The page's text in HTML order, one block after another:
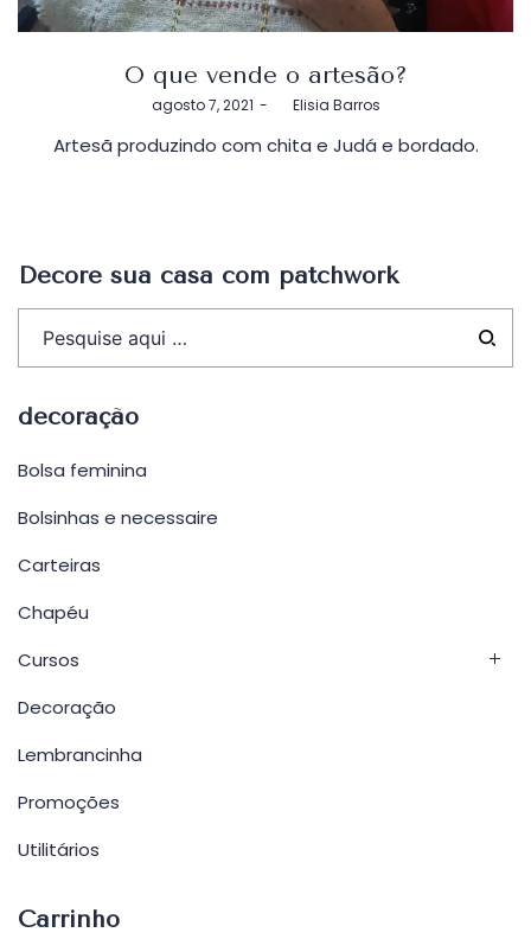
O que vende o artesão?
Postado
agosto 7, 2021 byElisia Barros
Artesã produzindo com chita e Judá e bordado.
Decore sua casa com patchwork
decoração
Bolsa feminina
Bolsinhas e necessaire
Carteiras
Chapéu
Cursos
Decoração
Lembrancinha
Promoções
Utilitários
Carrinho